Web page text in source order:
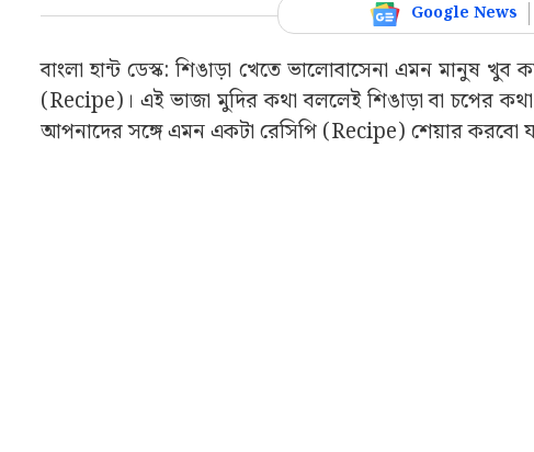
Google News
বাংলা হান্ট ডেস্ক: শিঙাড়া খেতে ভালোবাসেনা এমন মানুষ
(Recipe)। এই ভাজা মুদির কথা বললেই শিঙাড়া বা চপের
আপনাদের সঙ্গে এমন একটা রেসিপি (Recipe) শেয়ার করবো